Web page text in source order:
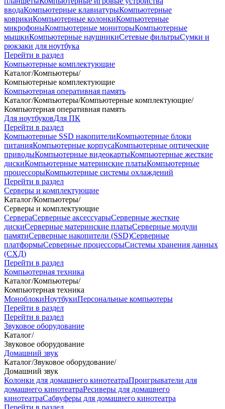
вводаКомпьютерные клавиатурыКомпьютерные
коврикиКомпьютерные колонкиКомпьютерные
микрофоныКомпьютерные мониторыКомпьютерные
мышкиКомпьютерные наушникиСетевые фильтрыСумки и
рюкзаки для ноутбука
Перейти в раздел
Компьютерные комплектующие
Каталог/Компьютеры/
Компьютерные комплектующие
Компьютерная оперативная память
Каталог/Компьютеры/Компьютерные комплектующие/
Компьютерная оперативная память
Для ноутбуковДля ПК
Перейти в раздел
Компьютерные SSD накопителиКомпьютерные блоки
питанияКомпьютерные корпусаКомпьютерные оптические
приводыКомпьютерные видеокартыКомпьютерные жесткие
дискиКомпьютерные материнские платыКомпьютерные
процессорыКомпьютерные системы охлаждений
Перейти в раздел
Серверы и комплектующие
Каталог/Компьютеры/
Серверы и комплектующие
СервераСерверные аксессуарыСерверные жесткие
дискиСерверные материнские платыСерверные модули
памятиСерверные накопители (SSD)Серверные
платформыСерверные процессорыСистемы хранения данных
(СХД)
Перейти в раздел
Компьютерная техника
Каталог/Компьютеры/
Компьютерная техника
МоноблокиНоутбукиПерсональные компьютеры
Перейти в раздел
Перейти в раздел
Звуковое оборудование
Каталог/
Звуковое оборудование
Домашний звук
Каталог/Звуковое оборудование/
Домашний звук
Колонки для домашнего кинотеатраПроигрыватели для
домашнего кинотеатраРесиверы для домашнего
кинотеатраСабвуферы для домашнего кинотеатра
Перейти в раздел